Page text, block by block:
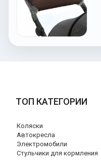
ТОП КАТЕГОРИИ
Коляски
Автокресла
Электромобили
Стульчики для кормления